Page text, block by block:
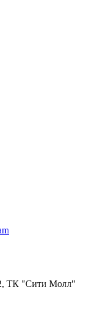
ТК "Сити Молл"